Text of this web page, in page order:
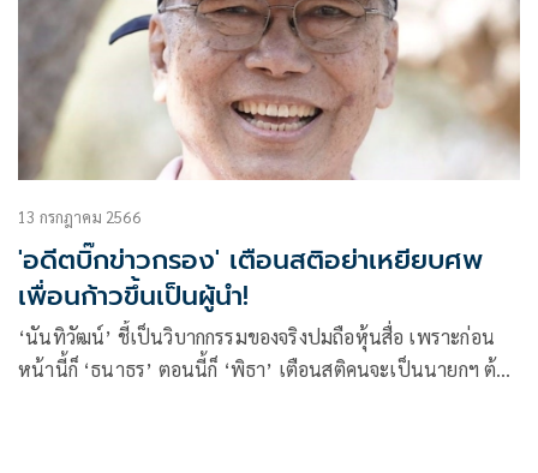
13 กรกฎาคม 2566
'อดีตบิ๊กข่าวกรอง' เตือนสติอย่าเหยียบศพ
เพื่อนก้าวขึ้นเป็นผู้นำ!
‘นันทิวัฒน์’ ชี้เป็นวิบากกรรมของจริงปมถือหุ้นสื่อ เพราะก่อน
หน้านี้ก็ ‘ธนาธร’ ตอนนี้ก็ ‘พิธา’ เตือนสติคนจะเป็นนายกฯ ต้อง